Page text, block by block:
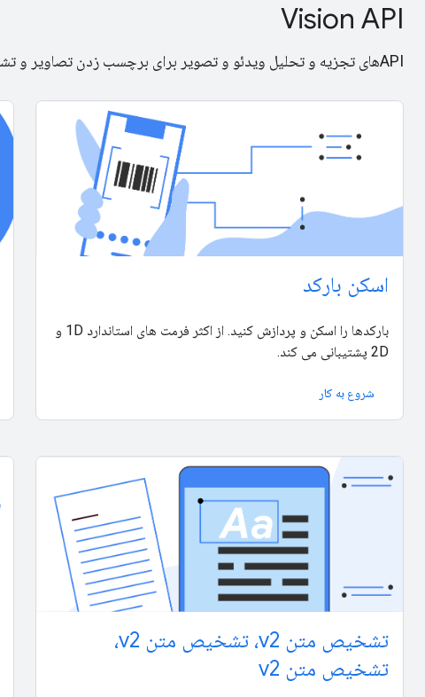
Vision API
APIهای تجزیه و تحلیل ویدئو و تصویر برای برچسب زدن تصاویر و تشخیص بارکد، متن، چهره و اشیاء.
اسکن بارکد
بارکدها را اسکن و پردازش کنید. از اکثر فرمت های استاندارد 1D و
2D پشتیبانی می کند.
شروع به کار
تشخیص متن v2، تشخیص متن v2،
تشخیص متن v2